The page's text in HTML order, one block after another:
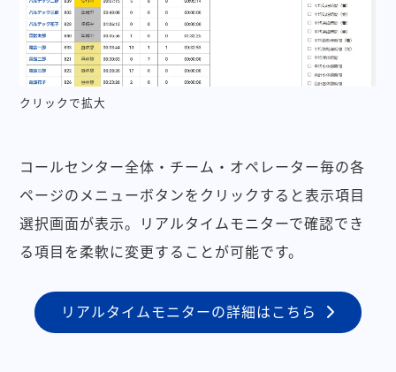
クリックで拡大
コールセンター全体・チーム・オペレーター毎の各
ページのメニューボタンをクリックすると表示項目
選択画面が表示。リアルタイムモニターで確認でき
る項目を柔軟に変更することが可能です。
リアルタイムモニターの詳細はこちら